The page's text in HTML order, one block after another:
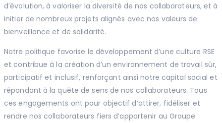
d’évolution, à valoriser la diversité de nos collaborateurs, et à
initier de nombreux projets alignés avec nos valeurs de
bienveillance et de solidarité.
Notre politique favorise le développement d’une culture RSE
et contribue à la création d’un environnement de travail sûr,
participatif et inclusif, renforçant ainsi notre capital social et
répondant à la quête de sens de nos collaborateurs. Tous
ces engagements ont pour objectif d’attirer, fidéliser et
rendre nos collaborateurs fiers d’appartenir au Groupe